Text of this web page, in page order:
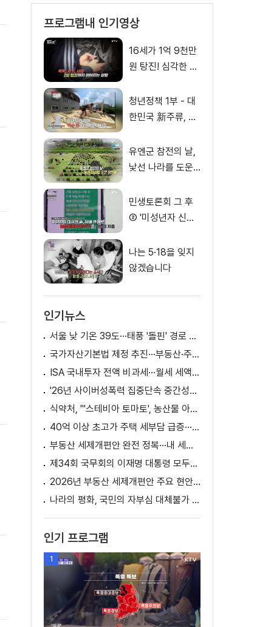
프로그램내 인기영상
16세가 1억 9천만
원 탕진! 심각한 청
은?
청년정책 1부 - 대
한민국 新주류, M
유엔군 참전의 날,
낯선 나라를 도운
민생토론회 그 후
② '미성년자 신분
분 면제'
나는 5·18을 잊지
않겠습니다
인기뉴스
서울 낮 기온 39도···태풍 '돌핀' 경로 변수
국가자산기본법 제정 추진···부동산·주식 등 통합 관리
ISA 국내투자 전액 비과세···월세 세액공제 확대
'26년 사이버성폭력 집중단속 중간성과 발표···향후 추진계획은?
식약처, "'스테비아 토마토', 농산물 아닌 가공식품"
40억 이상 초고가 주택 세부담 급증···실수요자 보호 강화
부동산 세제개편안 완전 정복···내 세금 어떻게 달라지나? [K-정책 사용법]
제34회 국무회의 이재명 대통령 모두발언
2026년 부동산 세제개편안 주요 현안 팩트체크 [K-정책 사용법]
나라의 평화, 국민의 자부심 대체불가 대한민국 이재명 대통령 모두말씀
인기 프로그램
1